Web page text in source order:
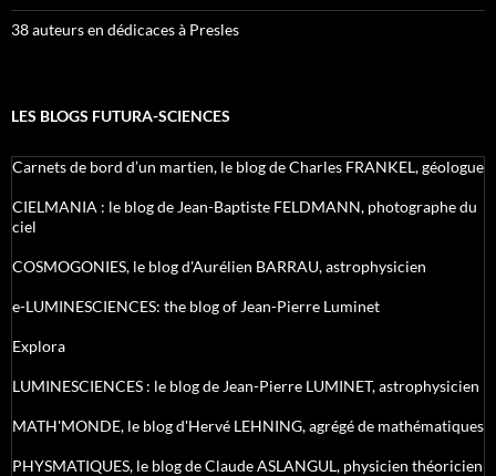
38 auteurs en dédicaces à Presles
LES BLOGS FUTURA-SCIENCES
Carnets de bord d’un martien, le blog de Charles FRANKEL, géologue
CIELMANIA : le blog de Jean-Baptiste FELDMANN, photographe du
ciel
COSMOGONIES, le blog d'Aurélien BARRAU, astrophysicien
e-LUMINESCIENCES: the blog of Jean-Pierre Luminet
Explora
LUMINESCIENCES : le blog de Jean-Pierre LUMINET, astrophysicien
MATH'MONDE, le blog d'Hervé LEHNING, agrégé de mathématiques
PHYSMATIQUES, le blog de Claude ASLANGUL, physicien théoricien